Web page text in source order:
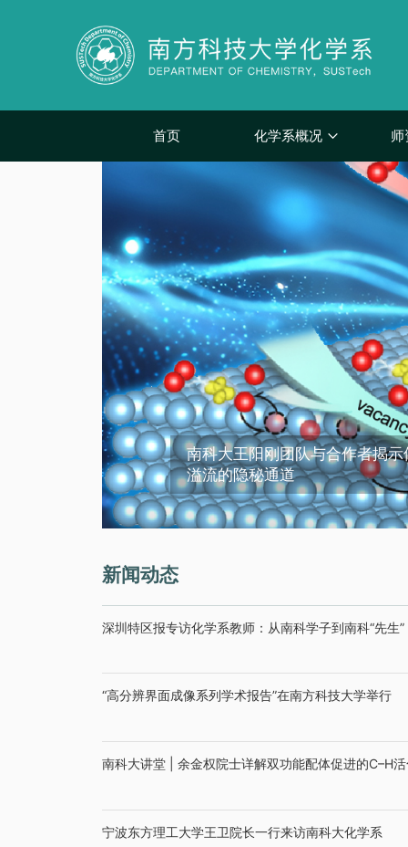
首页 化学系概况
南科大王阳刚团队与合作者揭
溢流的隐秘通道
新闻动态
深圳特区报专访化学系教师：从南科学子到南科“先生”
“高分辨界面成像系列学术报告”在南方科技大学举行
南科大讲堂 | 余金权院士详解双功能配体促进的C–H
宁波东方理工大学王卫院长一行来访南科大化学系